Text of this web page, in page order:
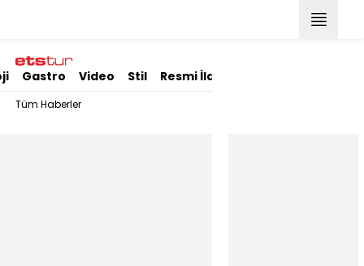
Gastro Video Stil Resmi İlanlar
Tüm Haberler